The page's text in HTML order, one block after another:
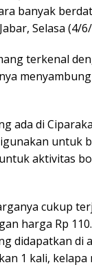
banyak
Selasa (4/
terkenal
ada di
untuk
aktivitas
cukup
harga Rp
didapatkan di
1 kali, kelapa